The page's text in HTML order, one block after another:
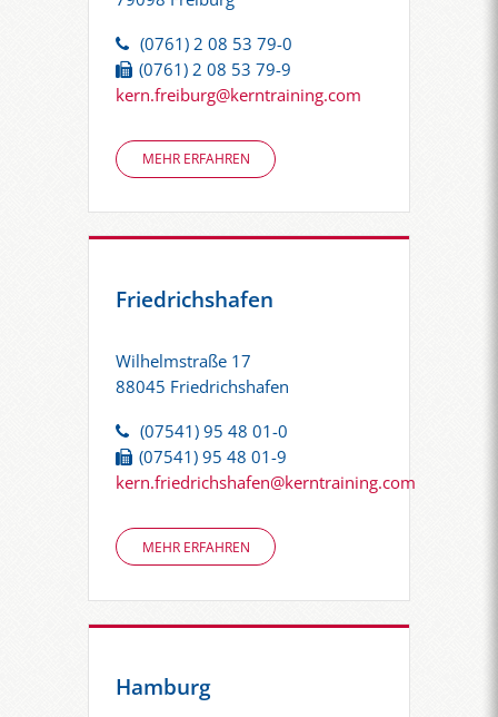
(0761) 2 08 53 79-0
(0761) 2 08 53 79-9
kern.freiburg@kerntraining.com
MEHR ERFAHREN
Friedrichshafen
Wilhelmstraße 17
88045 Friedrichshafen
(07541) 95 48 01-0
(07541) 95 48 01-9
kern.friedrichshafen@kerntraining.com
MEHR ERFAHREN
Hamburg